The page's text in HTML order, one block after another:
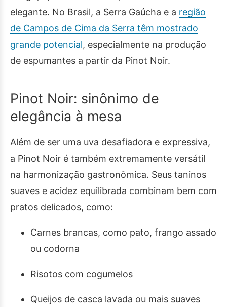
elegante. No Brasil, a Serra Gaúcha e a região
de Campos de Cima da Serra têm mostrado
grande potencial, especialmente na produção
de espumantes a partir da Pinot Noir.
Pinot Noir: sinônimo de
elegância à mesa
Além de ser uma uva desafiadora e expressiva,
a Pinot Noir é também extremamente versátil
na harmonização gastronômica. Seus taninos
suaves e acidez equilibrada combinam bem com
pratos delicados, como:
Carnes brancas, como pato, frango assado
ou codorna
Risotos com cogumelos
Queijos de casca lavada ou mais suaves